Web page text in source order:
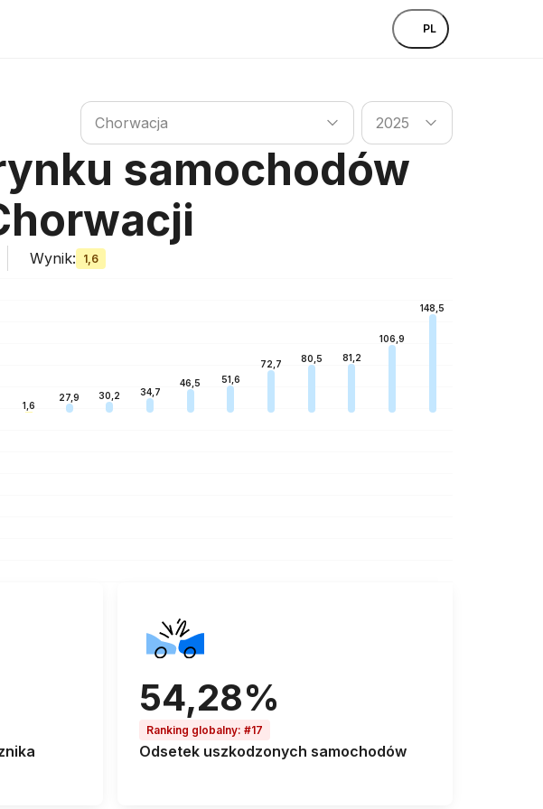
PL
Szukaj kraju
Chorwacja
Szukaj kraju
2025
samochodów
Wynik:
1,6
1,6
27,9 30,2 34,7
46,5 51,6
72,7
80,5 81,2
106,9
148,5
54,28%
Ranking globalny:#17
Odsetek uszkodzonych samochodów